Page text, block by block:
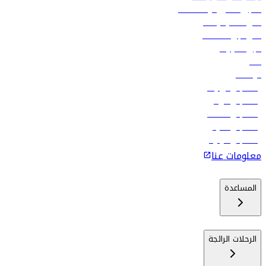
تسجيل الدخول لوكلاء السفر
أدنى أسعار الرحلات
فلاي دبي للعطلات
تأجير السيارات
فنادق
الوظائف
رحلات إلى تبيليسي
رحلات إلى الرياض
رحلات إلى مسقط
رحلات إلى ماليه
رحلات إلى كولومبو
معلومات عنا
المساعدة
الرحلات الرائجة